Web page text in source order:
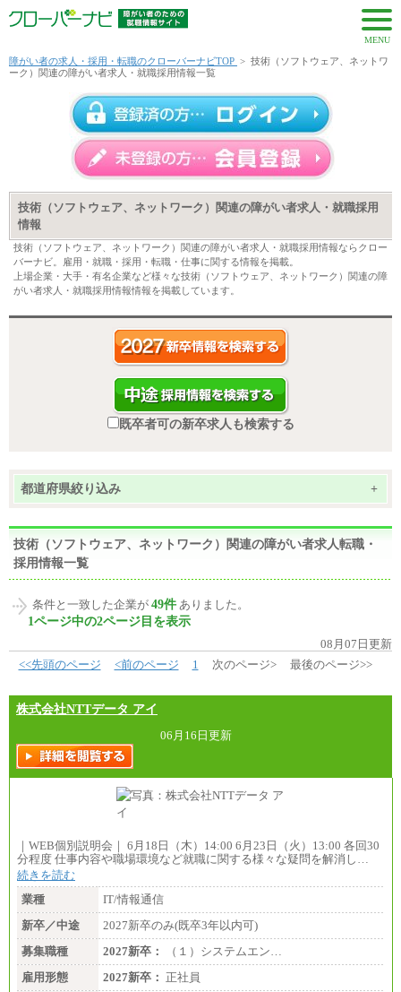
MENU
障がい者の求人・採用・転職のクローバーナビTOP > 技術（ソフトウェア、ネットワ
ーク）関連の障がい者求人・就職採用情報一覧
技術（ソフトウェア、ネットワーク）関連の障がい者求人・就職採用
情報
技術（ソフトウェア、ネットワーク）関連の障がい者求人・就職採用情報ならクロー
バーナビ。雇用・就職・採用・転職・仕事に関する情報を掲載。
上場企業・大手・有名企業など様々な技術（ソフトウェア、ネットワーク）関連の障
がい者求人・就職採用情報情報を掲載しています。
既卒者可の新卒求人も検索する
都道府県絞り込み +
技術（ソフトウェア、ネットワーク）関連の障がい者求人転職・
採用情報一覧
条件と一致した企業が 49件 ありました。
1ページ中の2ページ目を表示
08月07日更新
<<先頭のページ
<前のページ 1 次のページ> 最後のページ>>
株式会社NTTデータ アイ
06月16日更新
｜WEB個別説明会｜ 6月18日（木）14:00 6月23日（火）13:00 各回30
分程度 仕事内容や職場環境など就職に関する様々な疑問を解消し…
続きを読む
業種
IT/情報通信
新卒／中途
2027新卒のみ(既卒3年以内可)
募集職種
2027新卒：
（１）システムエン…
雇用形態
2027新卒： 正社員